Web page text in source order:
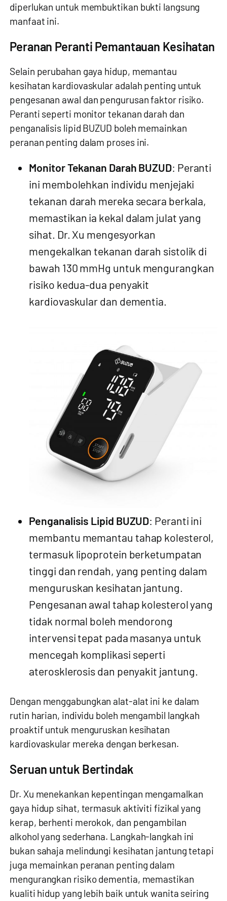
diperlukan untuk membuktikan bukti langsung
manfaat ini.
Peranan Peranti Pemantauan Kesihatan
Selain perubahan gaya hidup, memantau
kesihatan kardiovaskular adalah penting untuk
pengesanan awal dan pengurusan faktor risiko.
Peranti seperti monitor tekanan darah dan
penganalisis lipid BUZUD boleh memainkan
peranan penting dalam proses ini.
Monitor Tekanan Darah BUZUD: Peranti
ini membolehkan individu menjejaki
tekanan darah mereka secara berkala,
memastikan ia kekal dalam julat yang
sihat. Dr. Xu mengesyorkan
mengekalkan tekanan darah sistolik di
bawah 130 mmHg untuk mengurangkan
risiko kedua-dua penyakit
kardiovaskular dan dementia.
Penganalisis Lipid BUZUD: Peranti ini
membantu memantau tahap kolesterol,
termasuk lipoprotein berketumpatan
tinggi dan rendah, yang penting dalam
menguruskan kesihatan jantung.
Pengesanan awal tahap kolesterol yang
tidak normal boleh mendorong
intervensi tepat pada masanya untuk
mencegah komplikasi seperti
aterosklerosis dan penyakit jantung.
Dengan menggabungkan alat-alat ini ke dalam
rutin harian, individu boleh mengambil langkah
proaktif untuk menguruskan kesihatan
kardiovaskular mereka dengan berkesan.
Seruan untuk Bertindak
Dr. Xu menekankan kepentingan mengamalkan
gaya hidup sihat, termasuk aktiviti fizikal yang
kerap, berhenti merokok, dan pengambilan
alkohol yang sederhana. Langkah-langkah ini
bukan sahaja melindungi kesihatan jantung tetapi
juga memainkan peranan penting dalam
mengurangkan risiko dementia, memastikan
kualiti hidup yang lebih baik untuk wanita seiring